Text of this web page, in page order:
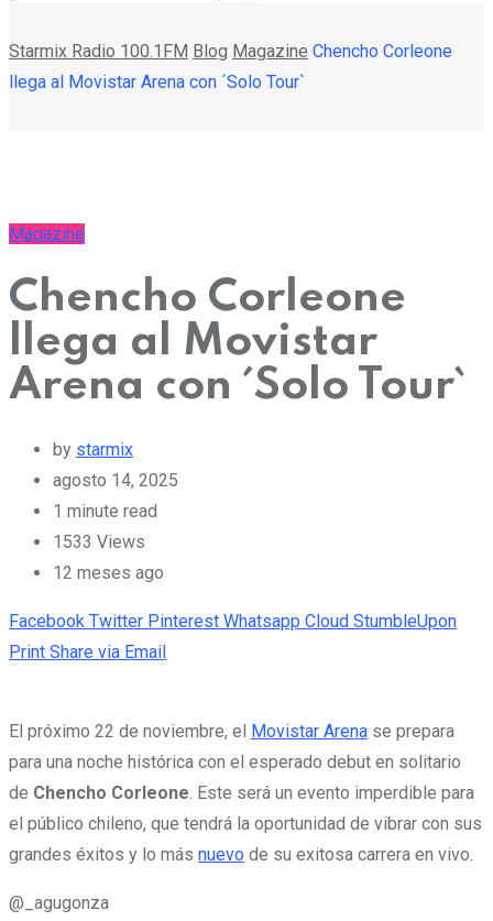
Starmix Radio 100.1FM Blog Magazine Chencho Corleone
llega al Movistar Arena con ´Solo Tour`
Magazine
Chencho Corleone
llega al Movistar
Arena con ´Solo Tour`
by starmix
agosto 14, 2025
1 minute read
1533 Views
12 meses ago
Facebook Twitter Pinterest Whatsapp Cloud StumbleUpon
Print Share via Email
El próximo 22 de noviembre, el Movistar Arena se prepara
para una noche histórica con el esperado debut en solitario
de Chencho Corleone . Este será un evento imperdible para
el público chileno, que tendrá la oportunidad de vibrar con sus
grandes éxitos y lo más nuevo de su exitosa carrera en vivo.
@_agugonza